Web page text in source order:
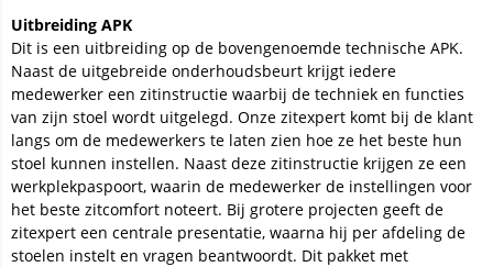
Uitbreiding APK
Dit is een uitbreiding op de bovengenoemde technische APK.
Naast de uitgebreide onderhoudsbeurt krijgt iedere
medewerker een zitinstructie waarbij de techniek en functies
van zijn stoel wordt uitgelegd. Onze zitexpert komt bij de klant
langs om de medewerkers te laten zien hoe ze het beste hun
stoel kunnen instellen. Naast deze zitinstructie krijgen ze een
werkplekpaspoort, waarin de medewerker de instellingen voor
het beste zitcomfort noteert. Bij grotere projecten geeft de
zitexpert een centrale presentatie, waarna hij per afdeling de
stoelen instelt en vragen beantwoordt. Dit pakket met